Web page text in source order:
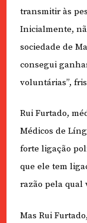
transmitir às
Inicialmente,
sociedade de
consegui
voluntárias”,
Rui Furtado,
Médicos de
forte ligação
que ele tem
razão pela qual
Mas Rui